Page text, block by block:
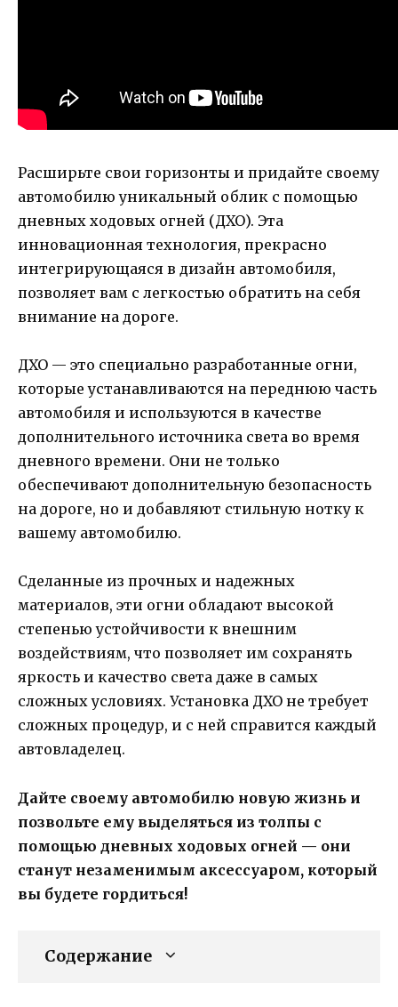
Расширьте свои горизонты и придайте своему
автомобилю уникальный облик с помощью
дневных ходовых огней (ДХО). Эта
инновационная технология, прекрасно
интегрирующаяся в дизайн автомобиля,
позволяет вам с легкостью обратить на себя
внимание на дороге.
ДХО — это специально разработанные огни,
которые устанавливаются на переднюю часть
автомобиля и используются в качестве
дополнительного источника света во время
дневного времени. Они не только
обеспечивают дополнительную безопасность
на дороге, но и добавляют стильную нотку к
вашему автомобилю.
Сделанные из прочных и надежных
материалов, эти огни обладают высокой
степенью устойчивости к внешним
воздействиям, что позволяет им сохранять
яркость и качество света даже в самых
сложных условиях. Установка ДХО не требует
сложных процедур, и с ней справится каждый
автовладелец.
Дайте своему автомобилю новую жизнь и
позвольте ему выделяться из толпы с
помощью дневных ходовых огней — они
станут незаменимым аксессуаром, который
вы будете гордиться!
Содержание